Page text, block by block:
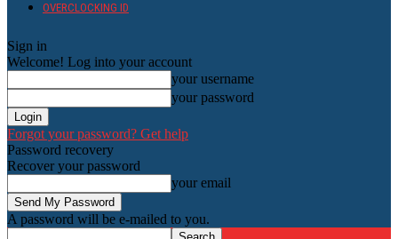
OVERCLOCKING ID
Sign in
Welcome! Log into your account
your username
your password
Forgot your password? Get help
Password recovery
Recover your password
your email
A password will be e-mailed to you.